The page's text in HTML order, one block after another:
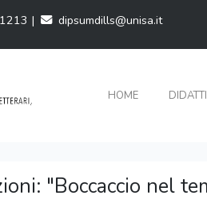
| dipsumdills@unisa.it
HOME
"Boccaccio nel